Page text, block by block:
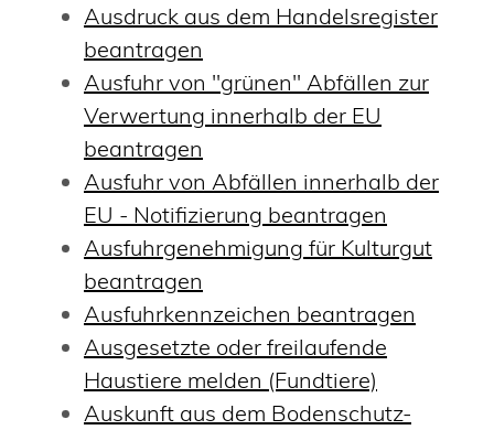
Ausdruck aus dem Handelsregister
beantragen
Ausfuhr von "grünen" Abfällen zur
Verwertung innerhalb der EU
beantragen
Ausfuhr von Abfällen innerhalb der
EU - Notifizierung beantragen
Ausfuhrgenehmigung für Kulturgut
beantragen
Ausfuhrkennzeichen beantragen
Ausgesetzte oder freilaufende
Haustiere melden (Fundtiere)
Auskunft aus dem Bodenschutz-